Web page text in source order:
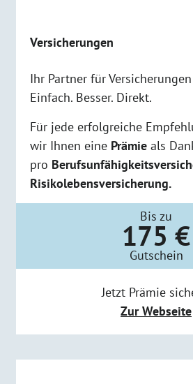
Versicherungen
Ihr Partner für
Einfach. Besser. Direkt.
Für jede erfolgreiche
wir Ihnen eine Prämieals
pro
Risikolebensversicherung.
Bis zu
175 €
Gutschein
Jetzt Prämie
Zur Webseite